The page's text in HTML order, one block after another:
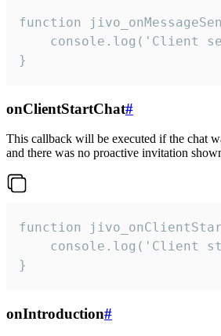
function
console.log('Client
}
onClientStartChat#
This callback will be executed if the chat
and there was no proactive invitation
function
console.log('Client
}
onIntroduction#